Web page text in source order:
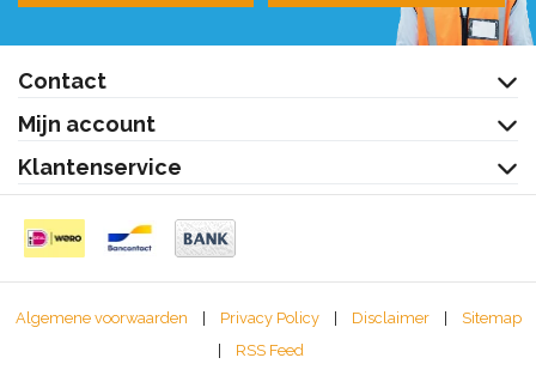
Contact
Mijn account
Klantenservice
Algemene voorwaarden Privacy Policy Disclaimer
Sitemap
RSS Feed